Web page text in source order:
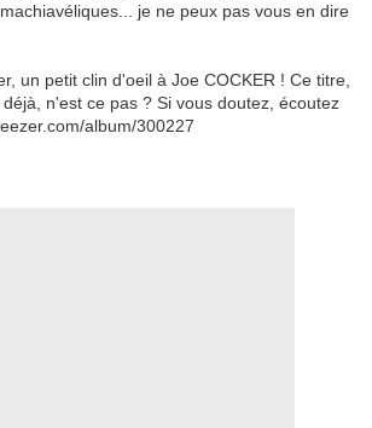
je ne peux pas vous en dire
un petit clin d'oeil à Joe COCKER ! Ce titre,
n'est ce pas ? Si vous doutez, écoutez
album/300227